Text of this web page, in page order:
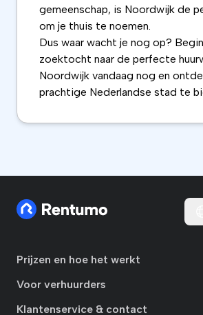
gemeenschap, is Noordwijk de
om je thuis te noemen.
Dus waar wacht je nog op?
zoektocht naar de perfecte
Noordwijk vandaag nog en
prachtige Nederlandse stad te
Prijzen en hoe het werkt
Voor verhuurders
Klantenservice & contact